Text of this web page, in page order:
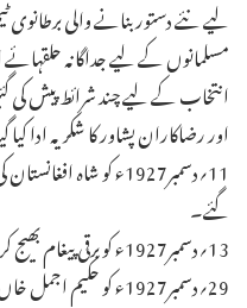
لیے نئے دستور بنانے والی برطانوی
مسلمانوں کے لیے جداگانہ
انتخاب کے لیے چند شرائط پیش کی
اور رضاکاران پشاور کا شکریہ ادا کیا
11؍دسمبر1927ء کو
گئے۔
13؍دسمبر1927ء کو برقی پیغام بھیج کر شاہ افغانستان کا خیر مقدم کیا گیا۔
29؍دسمبر1927ء کو حکیم اجمل خاں کے انتقال پر تعزیت کا اظہار کیا گیا۔